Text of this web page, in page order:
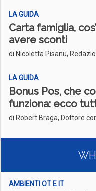
LA GUIDA
Carta famiglia,
avere sconti
di Nicoletta Pisanu,
LA GUIDA
Bonus Pos, che
funziona: ecco
di Robert Braga, Dottore
AMBIENTI OT E IT